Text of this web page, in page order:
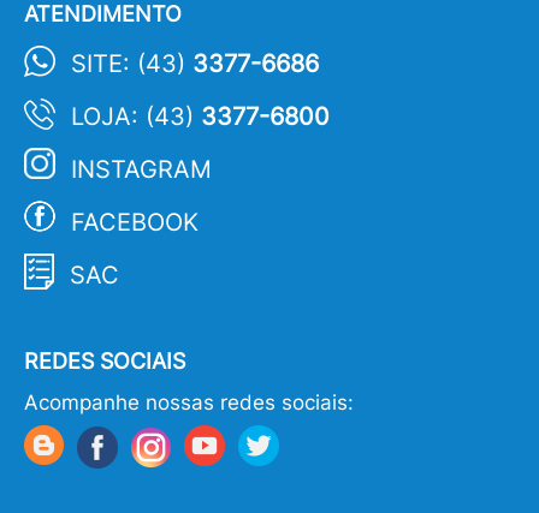
ATENDIMENTO
SITE: (43) 3377-6686
LOJA: (43) 3377-6800
INSTAGRAM
FACEBOOK
SAC
REDES SOCIAIS
Acompanhe nossas redes sociais: